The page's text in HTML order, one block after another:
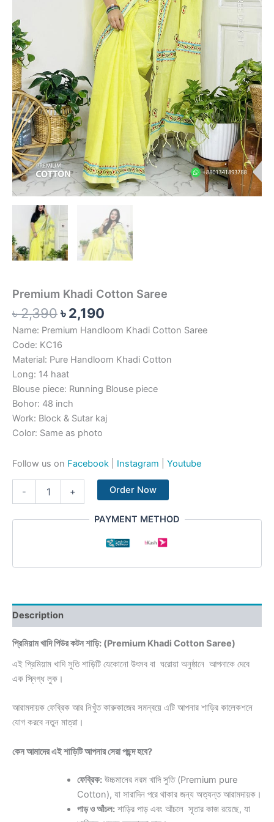
Premium Khadi Cotton Saree
৳2,390৳2,190
Name: Premium Handloom Khadi Cotton Saree
Code: KC16
Material: Pure Handloom Khadi Cotton
Long: 14 haat
Blouse piece: Running Blouse piece
Bohor: 48 inch
Work: Block & Sutar kaj
Color: Same as photo
Follow us on Facebook Instagram Youtube
- + Order Now
PAYMENT METHOD
Description
প্রিমিয়াম খাদি পিউর কটন শাড়ি: (Premium Khadi Cotton Saree)
এই প্রিমিয়াম খাদি সুতি শাড়িটি যেকোনো উৎসব বা ঘরোয়া অনুষ্ঠানে আপনাকে দেবে
এক স্নিগ্ধ লুক।
আরামদায়ক ফেব্রিক আর নিখুঁত কারুকাজের সমন্বয়ে এটি আপনার শাড়ির কালেকশনে
যোগ করবে নতুন মাত্রা।
কেন আমাদের এই শাড়িটি আপনার সেরা পছন্দ হবে?
ফেব্রিক:উচ্চমানের নরম খাদি সুতি (Premium pure
Cotton), যা সারাদিন পরে থাকার জন্য অত্যন্ত আরামদায়ক।
পাড় ও আঁচল:শাড়ির পাড় এবং আঁচলে সূতার কাজ রয়েছে, যা